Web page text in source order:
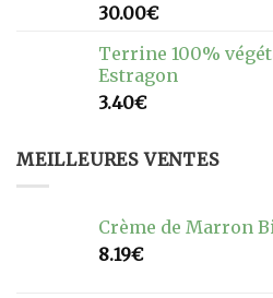
30.00€
Terrine 100%
Estragon
3.40€
MEILLEURES VENTES
Crème de Marron
8.19€